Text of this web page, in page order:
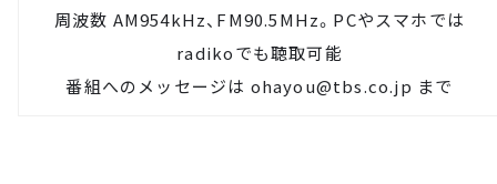
周波数 AM954kHz、FM90.5MHz。PCやスマホでは
radikoでも聴取可能
番組へのメッセージは ohayou@tbs.co.jp まで